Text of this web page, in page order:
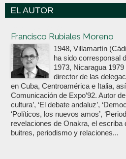
EL AUTOR
Francisco Rubiales Moreno
1948, Villamartín
ha sido corresponsal
1973, Nicaragua
director de las
en Cuba, Centroamérica e Italia,
Comunicación de Expo’92. Autor
cultura’, ‘El debate andaluz’,
‘Políticos, los nuevos amos’,
revelaciones de Onakra, el escriba
buitres, periodismo y relaciones...